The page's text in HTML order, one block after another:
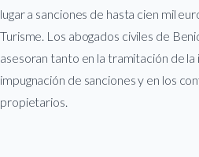
lugar a sanciones de hasta cien mil
Turisme. Los abogados civiles de
asesoran tanto en la tramitación de la
impugnación de sanciones y en los
propietarios.